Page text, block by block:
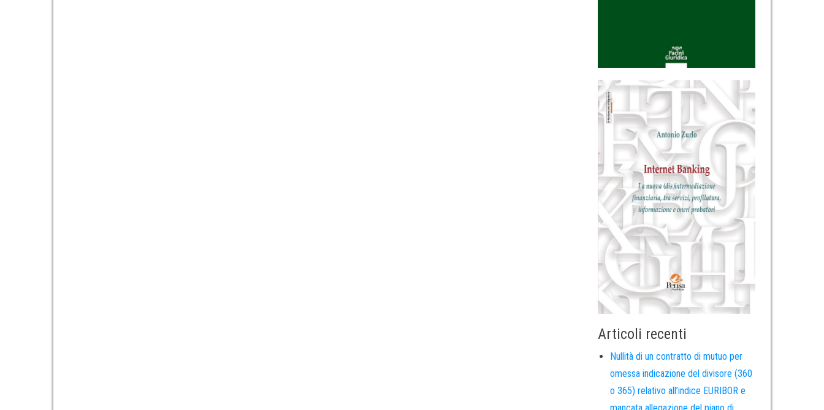
Articoli recenti
Nullità di un contratto di mutuo per
omessa indicazione del divisore (360
o 365) relativo all’indice EURIBOR e